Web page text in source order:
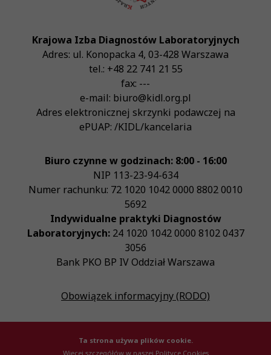
Krajowa Izba Diagnostów Laboratoryjnych
Adres: ul. Konopacka 4, 03-428 Warszawa
tel.: +48 22 741 21 55
fax: ---
e-mail: biuro@kidl.org.pl
Adres elektronicznej skrzynki podawczej na
ePUAP: /KIDL/kancelaria
Biuro czynne w godzinach: 8:00 - 16:00
NIP 113-23-94-634
Numer rachunku: 72 1020 1042 0000 8802 0010
5692
Indywidualne praktyki Diagnostów
Laboratoryjnych:24 1020 1042 0000 8102 0437
3056
Bank PKO BP IV Oddział Warszawa
Obowiązek informacyjny (RODO)
Ta strona używa plików cookie.
Więcej szczegółów w naszej Polityce Cookies